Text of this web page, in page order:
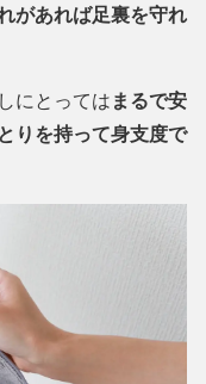
があれば足裏を守れ
にとっては まるで安
りを持って身支度で